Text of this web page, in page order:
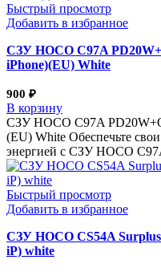
Быстрый просмотр
Добавить в избранное
СЗУ HOCO C97A
iPhone)(EU) White
900 ₽
В корзину
СЗУ HOCO C97A
(EU) White Обеспечьте
энергией с СЗУ HOCO
Быстрый просмотр
Добавить в избранное
СЗУ HOCO CS54A
iP) white